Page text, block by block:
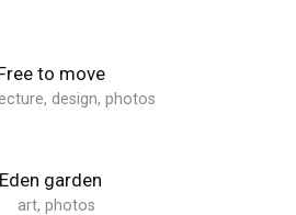
to move
, design, photos
Eden garden
art, photos